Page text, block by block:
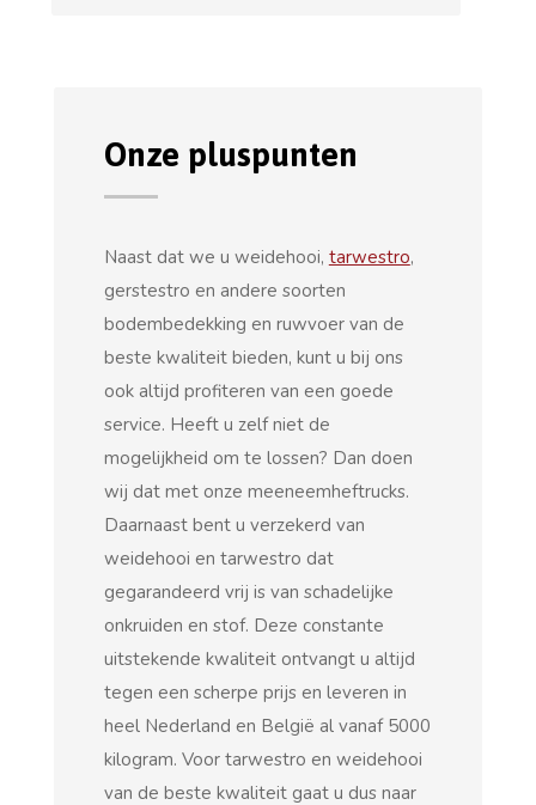
Onze pluspunten
Naast dat we u weidehooi, tarwestro,
gerstestro en andere soorten
bodembedekking en ruwvoer van de
beste kwaliteit bieden, kunt u bij ons
ook altijd profiteren van een goede
service. Heeft u zelf niet de
mogelijkheid om te lossen? Dan doen
wij dat met onze meeneemheftrucks.
Daarnaast bent u verzekerd van
weidehooi en tarwestro dat
gegarandeerd vrij is van schadelijke
onkruiden en stof. Deze constante
uitstekende kwaliteit ontvangt u altijd
tegen een scherpe prijs en leveren in
heel Nederland en België al vanaf 5000
kilogram. Voor tarwestro en weidehooi
van de beste kwaliteit gaat u dus naar